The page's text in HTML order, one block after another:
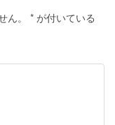
。 * が付いている